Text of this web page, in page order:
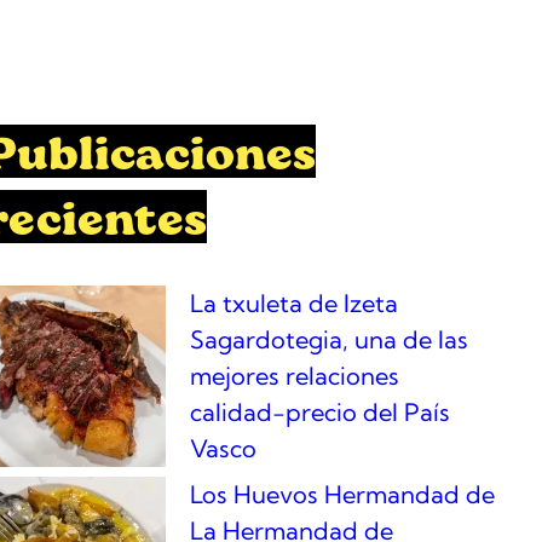
La txuleta de Izeta
Sagardotegia, una de las
mejores relaciones
calidad-precio del País
Vasco
Los Huevos Hermandad de
La Hermandad de